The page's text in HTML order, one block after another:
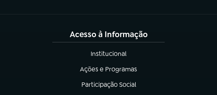
Acesso à Informação
Institucional
(abre em nova aba)
Ações e Programas
(abre em nova aba)
Participação Social
(abre em nova aba)